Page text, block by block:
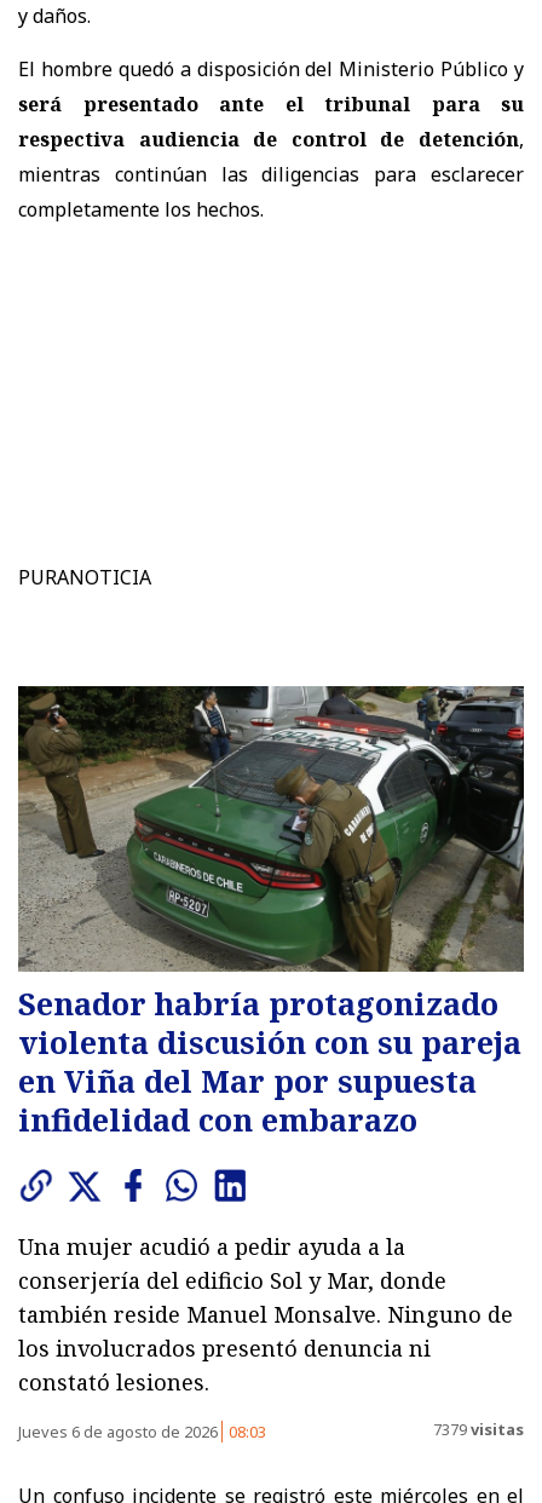
y daños.
El hombre quedó a disposición del Ministerio Público y
será presentado ante el tribunal para su
respectiva audiencia de control de detención,
mientras continúan las diligencias para esclarecer
completamente los hechos.
PURANOTICIA
Senador habría protagonizado
violenta discusión con su pareja
en Viña del Mar por supuesta
infidelidad con embarazo
Una mujer acudió a pedir ayuda a la
conserjería del edificio Sol y Mar, donde
también reside Manuel Monsalve. Ninguno de
los involucrados presentó denuncia ni
constató lesiones.
Jueves 6 de agosto de 2026 08:03 7379visitas
Un confuso incidente se registró este miércoles en el